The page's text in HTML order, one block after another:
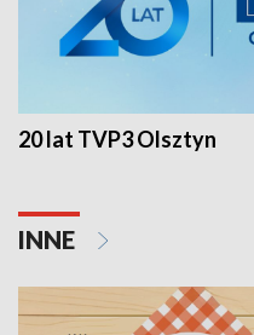
20 lat TVP3 Olsztyn
INNE